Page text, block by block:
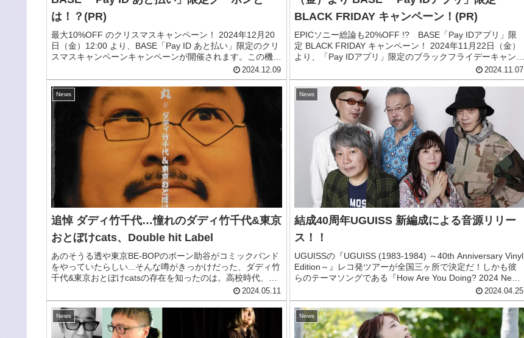
は！？(PR)
最大10%OFF のクリスマスキャンペーン！ 2024年12月20
日（金）12:00 より、BASE「Pay ID あと払い」限定のクリ
スマスキャンペーンキャンペーンが開催されます。この機会
2024.12.09
BLACK FRIDAY キャンペーン！(PR)
EPICソニー総論も20%OFF !? BASE「Pay IDアプリ」限
定 BLACK FRIDAY キャンペーン！ 2024年11月22日（金）
より、「Pay IDアプリ」限定のブラックフライデーキャンペ
ーンが開催されます。この機会をお見逃しなく！ 2024.11.07
News
追悼 ダディ竹千代…憧れのダディ竹千代&東京
おとぼけcats、Double hit Label
あのそうる透や東京BE-BOPのボーン助谷がコミックバンド
をやっていたらしい...そんな噂がきっかけだった、ダディ竹
千代&東京おとぼけcatsの存在を知ったのは。高校時代、も
っともおとぼけcatsの情報は得づらく、レコードも手に入り
づらかっ...
2024.05.11
News
結成40周年UGUISS 新編成による音源リリー
ス！！
UGUISSの『UGUISS (1983-1984) ～40th Anniversary Vinyl
Edition～』レコ発ツアーが全国三ヶ所で決定だ！しかも彼
らのテーマソングである『How Are You Doing? 2024 New
Version』が新録されて配信限定でリリースされたのであ
る！
2024.04.25
News News